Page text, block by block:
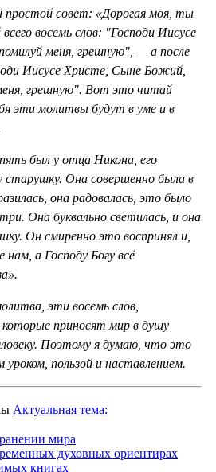
простой совет: «Дорогая моя, ты
восемь слов: "Господи Иисусе
меня, грешную", — а после
Иисусе Христе, Сыне Божий,
грешную". Вот это читай
эти молитвы будут в уме и в
был у отца Никона, его
старушку. Она совершенно была в
она радовалась, это было
Она буквально светилась, и она
Он смиренно это воспринял и,
нам, а Господу Богу всё
эти восемь слов,
которые приносят мир в душу
Поэтому я думаю, что это
уроком, пользой и наставлением.
Актуальная тема:
мира
духовных ориентирах
книгах